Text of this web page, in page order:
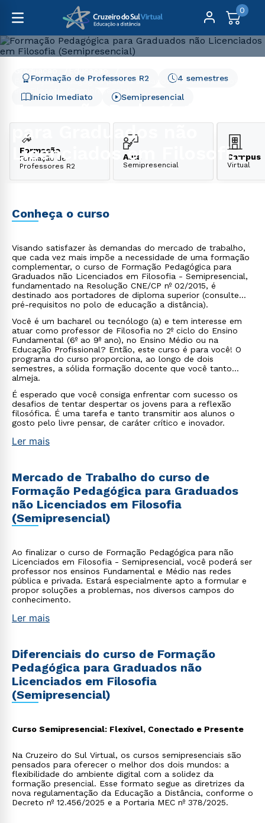
0
Formação Pedagógica para Graduados não Licenciados
em Filosofia (Semipresencial)
para Graduados não
Licenciados em Filosofia
(Semipresencial)
Início Imediato
4 semestres
Formação de Professores R2
Semipresencial
Formação
Formação de
Professores R2
Aula
Semipresencial
Campus
Virtual
Conheça o curso
Visando satisfazer às demandas do mercado de trabalho,
que cada vez mais impõe a necessidade de uma formação
complementar, o curso de Formação Pedagógica para
Graduados não Licenciados em Filosofia - Semipresencial,
fundamentado na Resolução CNE/CP nº 02/2015, é
destinado aos portadores de diploma superior (consulte
pré-requisitos no polo de educação a distância).
Você é um bacharel ou tecnólogo (a) e tem interesse em
atuar como professor de Filosofia no 2º ciclo do Ensino
Fundamental (6º ao 9º ano), no Ensino Médio ou na
Educação Profissional? Então, este curso é para você! O
programa do curso proporciona, ao longo de dois
semestres, a sólida formação docente que você tanto
almeja.
É esperado que você consiga enfrentar com sucesso os
desafios de tentar despertar os jovens para a reflexão
filosófica. É uma tarefa e tanto transmitir aos alunos o
gosto pelo livre pensar, de caráter crítico e inovador.
Ler mais
Mercado de Trabalho do curso de
Formação Pedagógica para Graduados
não Licenciados em Filosofia
(Semipresencial)
Ao finalizar o curso de Formação Pedagógica para não
Licenciados em Filosofia - Semipresencial, você poderá ser
professor nos ensinos Fundamental e Médio nas redes
pública e privada. Estará especialmente apto a formular e
propor soluções a problemas, nos diversos campos do
conhecimento.
Ler mais
Diferenciais do curso de Formação
Pedagógica para Graduados não
Licenciados em Filosofia
(Semipresencial)
Curso Semipresencial: Flexível, Conectado e Presente
Na Cruzeiro do Sul Virtual, os cursos semipresenciais são
pensados para oferecer o melhor dos dois mundos: a
flexibilidade do ambiente digital com a solidez da
formação presencial. Esse formato segue as diretrizes da
nova regulamentação da Educação a Distância, conforme o
Decreto nº 12.456/2025 e a Portaria MEC nº 378/2025.